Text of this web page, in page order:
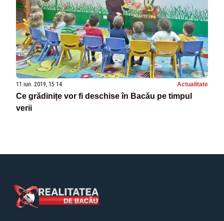
11 iun. 2019, 15:14 Actualitate
Ce grădinițe vor fi deschise în Bacău pe timpul
verii